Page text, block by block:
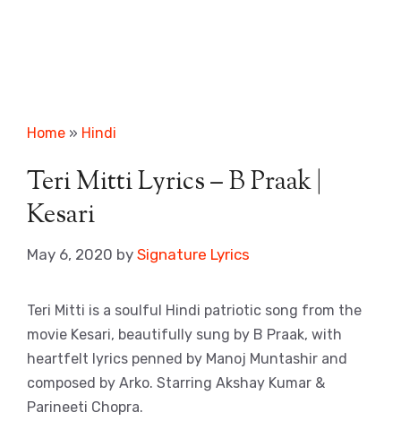
Home » Hindi
Teri Mitti Lyrics – B Praak |
Kesari
May 6, 2020 by Signature Lyrics
Teri Mitti is a soulful Hindi patriotic song from the
movie Kesari, beautifully sung by B Praak, with
heartfelt lyrics penned by Manoj Muntashir and
composed by Arko. Starring Akshay Kumar &
Parineeti Chopra.